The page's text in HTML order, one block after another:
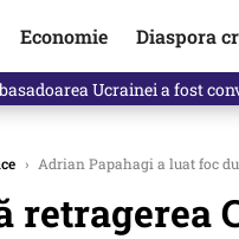
Economie Diaspora
Ucrainei a fost
› Adrian Papahagi a luat foc
retragerea